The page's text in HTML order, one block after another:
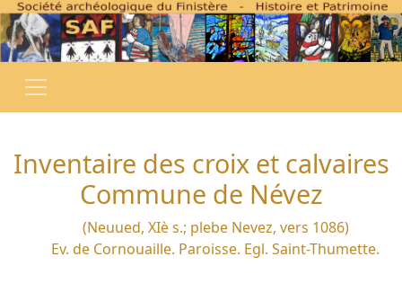
Inventaire des croix et calvaires
Commune de Névez
(Neuued, XIè s.; plebe Nevez, vers 1086)
Ev. de Cornouaille. Paroisse. Egl. Saint-Thumette.